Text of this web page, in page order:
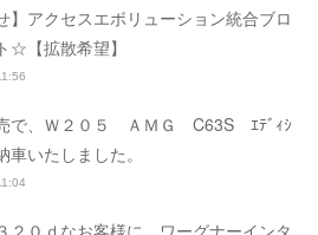
】アクセスエボリューション統合ブロ
☆【拡散希望】
で、Ｗ２０５ ＡＭＧ C63S ｴﾃﾞｨｼ
車いたしました。